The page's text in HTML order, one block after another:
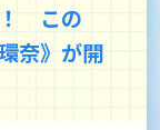
！ この
奈》が開